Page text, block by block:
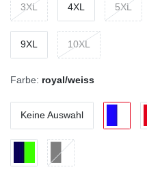
3XL 4XL 5XL
9XL 10XL
Farbe: royal/weiss
Keine Auswahl